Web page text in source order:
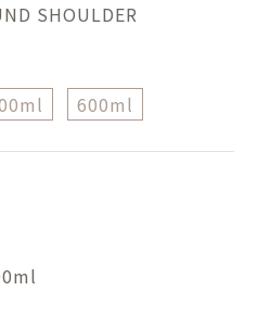
SHOULDER
600ml